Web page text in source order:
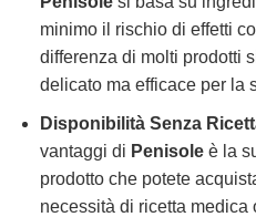
minimo il rischio di effetti
differenza di molti prodotti
delicato ma efficace per la
Disponibilità Senza
vantaggi di Penisoleè la
prodotto che potete
necessità di ricetta medica